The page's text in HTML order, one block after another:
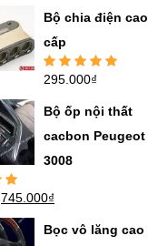
sao
Bộ chia điện cao
cấp
Được xếp
sao
295.000₫
Bộ ốp nội thất
cacbon Peugeot
3008
745.000₫
Bọc vô lăng cao